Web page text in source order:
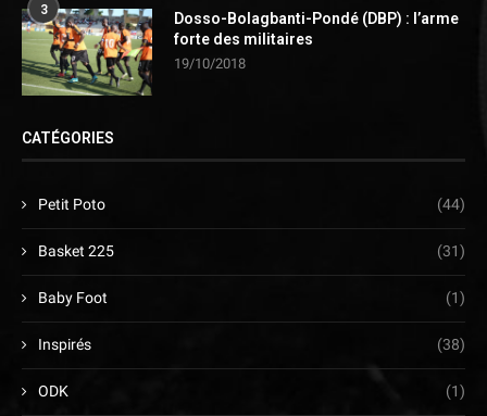
3
Dosso-Bolagbanti-Pondé (DBP) : l’arme
forte des militaires
19/10/2018
CATÉGORIES
Petit Poto (44)
Basket 225 (31)
Baby Foot (1)
Inspirés (38)
ODK (1)